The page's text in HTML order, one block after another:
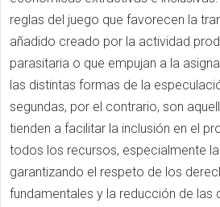
reglas del juego que favorecen la
añadido creado por la actividad
parasitaria o que empujan a la
las distintas formas de la
segundas, por el contrario, son
tienden a facilitar la inclusión en el
todos los recursos, especialmente
garantizando el respeto de los
fundamentales y la reducción de las